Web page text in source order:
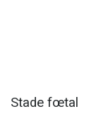
Stade fœtal